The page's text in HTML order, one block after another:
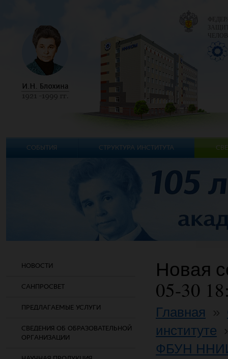
НОВОСТИ
САНПРОСВЕТ
ПРЕДЛАГАЕМЫЕ УСЛУГИ
СВЕДЕНИЯ ОБ ОБРАЗОВАТЕЛЬНОЙ
ОРГАНИЗАЦИИ
Новая
05-30
Главная
институте
ФБУН
СОБЫТИЯ СТРУКТУРА ИНСТИТУТА